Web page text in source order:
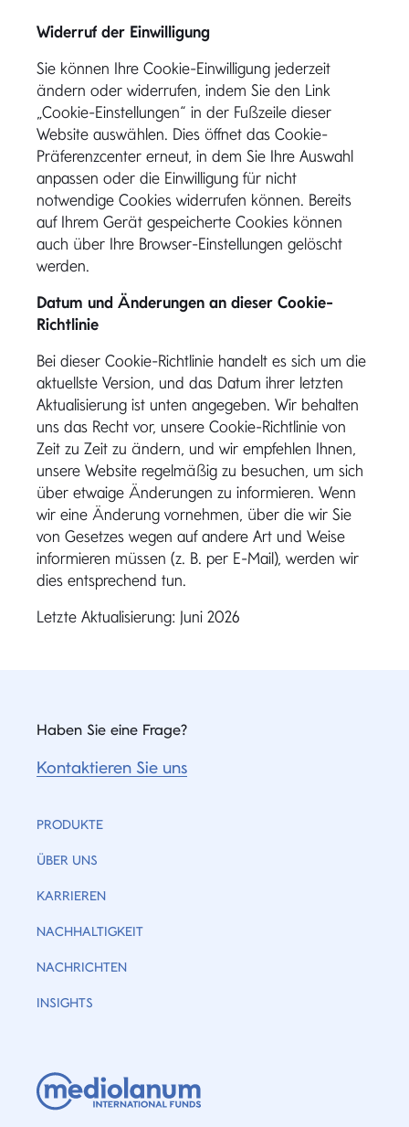
Widerruf der Einwilligung
Sie können Ihre Cookie-Einwilligung jederzeit
ändern oder widerrufen, indem Sie den Link
„Cookie-Einstellungen“ in der Fußzeile dieser
Website auswählen. Dies öffnet das Cookie-
Präferenzcenter erneut, in dem Sie Ihre Auswahl
anpassen oder die Einwilligung für nicht
notwendige Cookies widerrufen können. Bereits
auf Ihrem Gerät gespeicherte Cookies können
auch über Ihre Browser-Einstellungen gelöscht
werden.
Datum und Änderungen an dieser Cookie-
Richtlinie
Bei dieser Cookie-Richtlinie handelt es sich um die
aktuellste Version, und das Datum ihrer letzten
Aktualisierung ist unten angegeben. Wir behalten
uns das Recht vor, unsere Cookie-Richtlinie von
Zeit zu Zeit zu ändern, und wir empfehlen Ihnen,
unsere Website regelmäßig zu besuchen, um sich
über etwaige Änderungen zu informieren. Wenn
wir eine Änderung vornehmen, über die wir Sie
von Gesetzes wegen auf andere Art und Weise
informieren müssen (z. B. per E-Mail), werden wir
dies entsprechend tun.
Letzte Aktualisierung: Juni 2026
Haben Sie eine Frage?
Kontaktieren Sie uns
PRODUKTE
ÜBER UNS
KARRIEREN
NACHHALTIGKEIT
NACHRICHTEN
INSIGHTS